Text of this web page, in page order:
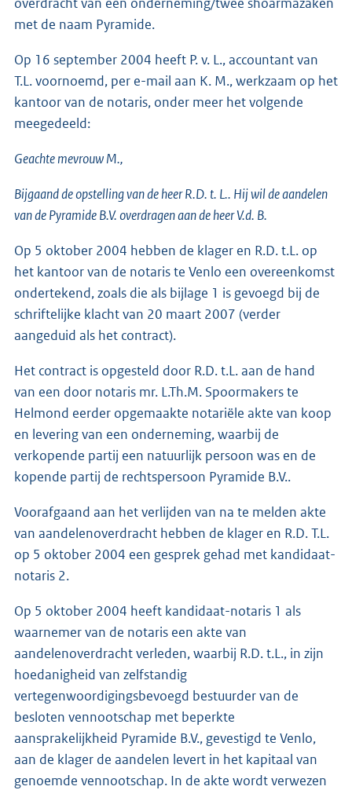
met de naam Pyramide.
Op 16 september 2004 heeft P. v. L., accountant van
T.L. voornoemd, per e-mail aan K. M., werkzaam op het
kantoor van de notaris, onder meer het volgende
meegedeeld:
Geachte mevrouw M.,
Bijgaand de opstelling van de heer R.D. t. L.. Hij wil de aandelen
van de Pyramide B.V. overdragen aan de heer V.d. B.
Op 5 oktober 2004 hebben de klager en R.D. t.L. op
het kantoor van de notaris te Venlo een overeenkomst
ondertekend, zoals die als bijlage 1 is gevoegd bij de
schriftelijke klacht van 20 maart 2007 (verder
aangeduid als het contract).
Het contract is opgesteld door R.D. t.L. aan de hand
van een door notaris mr. L.Th.M. Spoormakers te
Helmond eerder opgemaakte notariële akte van koop
en levering van een onderneming, waarbij de
verkopende partij een natuurlijk persoon was en de
kopende partij de rechtspersoon Pyramide B.V..
Voorafgaand aan het verlijden van na te melden akte
van aandelenoverdracht hebben de klager en R.D. T.L.
op 5 oktober 2004 een gesprek gehad met kandidaat-
notaris 2.
Op 5 oktober 2004 heeft kandidaat-notaris 1 als
waarnemer van de notaris een akte van
aandelenoverdracht verleden, waarbij R.D. t.L., in zijn
hoedanigheid van zelfstandig
vertegenwoordigingsbevoegd bestuurder van de
besloten vennootschap met beperkte
aansprakelijkheid Pyramide B.V., gevestigd te Venlo,
aan de klager de aandelen levert in het kapitaal van
genoemde vennootschap. In de akte wordt verwezen